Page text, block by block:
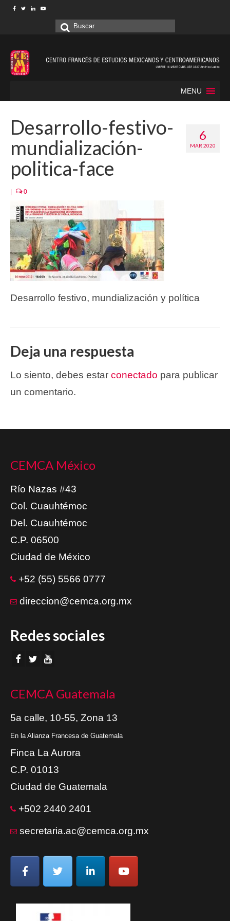
Buscar
MENU
6
MAR 2020
Desarrollo-festivo-
mundialización-
politica-face
0
Desarrollo festivo, mundialización y política
Deja una respuesta
Lo siento, debes estar conectado para publicar
un comentario.
CEMCA México
Río Nazas #43
Col. Cuauhtémoc
Del. Cuauhtémoc
C.P. 06500
Ciudad de México
+52 (55) 5566 0777
direccion@cemca.org.mx
Redes sociales
CEMCA Guatemala
5a calle, 10-55, Zona 13
En la Alianza Francesa de Guatemala
Finca La Aurora
C.P. 01013
Ciudad de Guatemala
+502 2440 2401
secretaria.ac@cemca.org.mx